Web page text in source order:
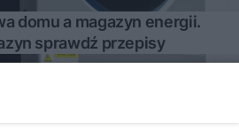
domu a magazyn energii.
sprawdź przepisy